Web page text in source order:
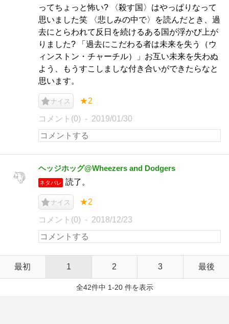
ってちょっと怖い? 〈殺す国〉はやっぱりなって
思いました笑 〈悲しみの中で〉を読んだとき、過
去にとらわれて反日を続けるある国が浮かび上が
りました? 「過去にこだわる者は未来を失う（ウ
ィンストン・チャーチル）」お互い未来を失わぬ
よう、もうすこしましな付き合いができたらなと
思います。
ナイス ★2
コメント(0) 2019/01/30
ヘッジホッグ@Wheezers and Dodgers
ネタバレ 読了。
ナイス ★2
コメント(0) 2018/12/23
最初 1 2 3 最後
全42件中 1-20 件を表示